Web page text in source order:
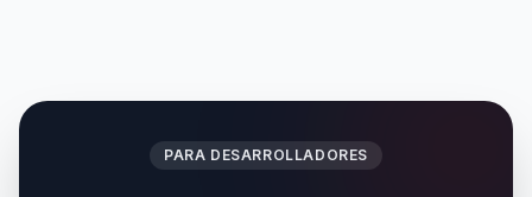
PARA DESARROLLADORES